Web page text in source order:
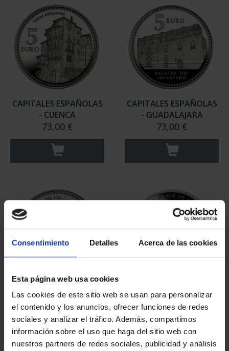
Consentimiento Detalles Acerca de las cookies
Esta página web usa cookies
Las cookies de este sitio web se usan para personalizar
el contenido y los anuncios, ofrecer funciones de redes
sociales y analizar el tráfico. Además, compartimos
información sobre el uso que haga del sitio web con
nuestros partners de redes sociales, publicidad y análisis
CAPITALES ESPAÑOLAS
- CUENCA
73,00 €
CAPITALES ESPAÑOLAS
- GUADALAJARA
73,00 €
- TOLEDO
73,00 €
II - CUENCA
73,00 €